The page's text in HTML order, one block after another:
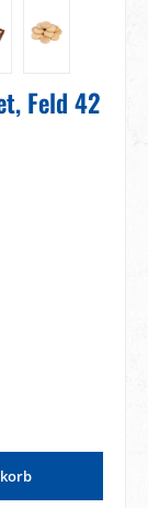
Feld 42
die Schaltflächen um